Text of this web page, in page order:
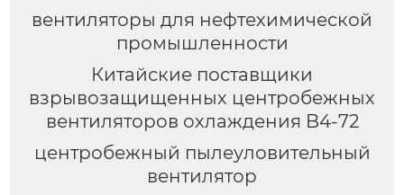
вентиляторы для нефтехимической
промышленности
Китайские поставщики
взрывозащищенных центробежных
вентиляторов охлаждения B4-72
центробежный пылеуловительный
вентилятор